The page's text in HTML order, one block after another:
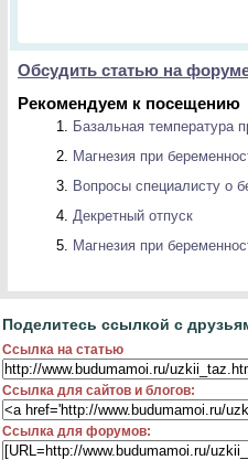
Обсудить статью на
Рекомендуем к посещению
Базальная температура
Магнезия при
Вопросы специалисту о
Декретный отпуск
Магнезия при
Поделитесь ссылкой с
Ссылка на статью
Ссылка для сайтов и блогов:
Ссылка для форумов: